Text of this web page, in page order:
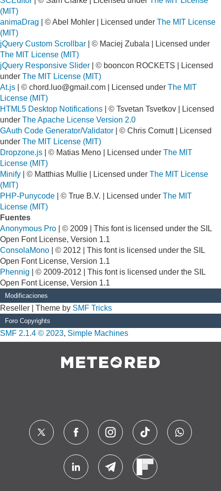
(MIT)
animaDrag | © Abel Mohler | Licensed under The MIT License
(MIT)
jQuery Custom Scrollbar | © Maciej Zubala | Licensed under
The MIT License (MIT)
jQuery Responsive Slider | © booncon ROCKETS | Licensed
under The MIT License (MIT)
At.js | © chord.luo@gmail.com | Licensed under The MIT
License (MIT)
HTML5 Desktop Notifications | © Tsvetan Tsvetkov | Licensed
under The Apache License Version 2.0
GAuth Code Generator/Validator | © Chris Cornutt | Licensed
under The MIT License (MIT)
Dropzone.js | © Matias Meno | Licensed under The MIT
License (MIT)
Minify | © Matthias Mullie | Licensed under The MIT License
(MIT)
PHP-Punycode | © True B.V. | Licensed under The MIT
License (MIT)
Fuentes
Anonymous Pro | © 2009 | This font is licensed under the SIL
Open Font License, Version 1.1
ConsolaMono | © 2012 | This font is licensed under the SIL
Open Font License, Version 1.1
Phennig | © 2009-2012 | This font is licensed under the SIL
Open Font License, Version 1.1
Modificaciones
Reseller | Theme by SMF Tricks
Foro Copyrights
SMF 2.1.4 © 2023, Simple Machines